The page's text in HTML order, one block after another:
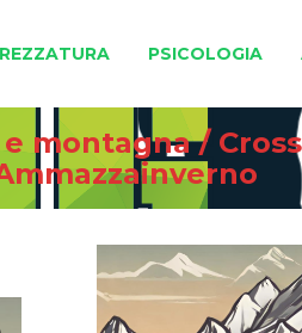
PSICOLOGIA
montagna/ Cross